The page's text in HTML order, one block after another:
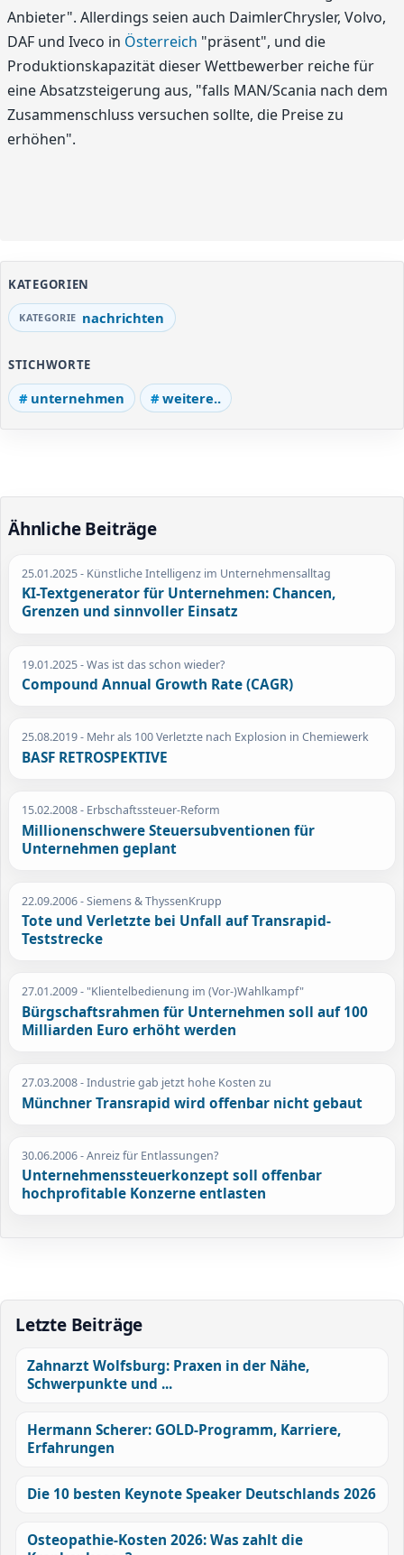
Anbieter". Allerdings seien auch DaimlerChrysler, Volvo,
DAF und Iveco in Österreich "präsent", und die
Produktionskapazität dieser Wettbewerber reiche für
eine Absatzsteigerung aus, "falls MAN/Scania nach dem
Zusammenschluss versuchen sollte, die Preise zu
erhöhen".
KATEGORIEN
nachrichten
STICHWORTE
unternehmen weitere..
Ähnliche Beiträge
25.01.2025- Künstliche Intelligenz im Unternehmensalltag
KI-Textgenerator für Unternehmen: Chancen,
Grenzen und sinnvoller Einsatz
19.01.2025- Was ist das schon wieder?
Compound Annual Growth Rate (CAGR)
25.08.2019- Mehr als 100 Verletzte nach Explosion in Chemiewerk
BASF RETROSPEKTIVE
15.02.2008- Erbschaftssteuer-Reform
Millionenschwere Steuersubventionen für
Unternehmen geplant
22.09.2006- Siemens & ThyssenKrupp
Tote und Verletzte bei Unfall auf Transrapid-
Teststrecke
27.01.2009- "Klientelbedienung im (Vor-)Wahlkampf"
Bürgschaftsrahmen für Unternehmen soll auf 100
Milliarden Euro erhöht werden
27.03.2008- Industrie gab jetzt hohe Kosten zu
Münchner Transrapid wird offenbar nicht gebaut
30.06.2006- Anreiz für Entlassungen?
Unternehmenssteuerkonzept soll offenbar
hochprofitable Konzerne entlasten
Letzte Beiträge
Zahnarzt Wolfsburg: Praxen in der Nähe,
Schwerpunkte und ...
Hermann Scherer: GOLD-Programm, Karriere,
Erfahrungen
Die 10 besten Keynote Speaker Deutschlands 2026
Osteopathie-Kosten 2026: Was zahlt die